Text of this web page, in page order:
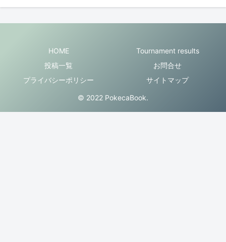
HOME
Tournament results
投稿一覧
お問合せ
プライバシーポリシー
サイトマップ
© 2022 PokecaBook.